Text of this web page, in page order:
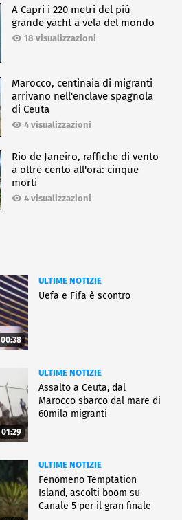
A Capri i 220 metri del più
grande yacht a vela del mondo
18 visualizzazioni
Marocco, centinaia di migranti
arrivano nell'enclave spagnola
di Ceuta
4 visualizzazioni
Rio de Janeiro, raffiche di vento
a oltre cento all'ora: cinque
morti
4 visualizzazioni
00:38
ULTIME NOTIZIE
Uefa e Fifa è scontro
01:29
ULTIME NOTIZIE
Assalto a Ceuta, dal
Marocco sbarco dal mare di
60mila migranti
ULTIME NOTIZIE
Fenomeno Temptation
Island, ascolti boom su
Canale 5 per il gran finale